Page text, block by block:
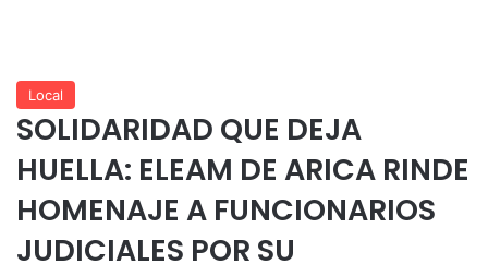
Local
SOLIDARIDAD QUE DEJA
HUELLA: ELEAM DE ARICA RINDE
HOMENAJE A FUNCIONARIOS
JUDICIALES POR SU